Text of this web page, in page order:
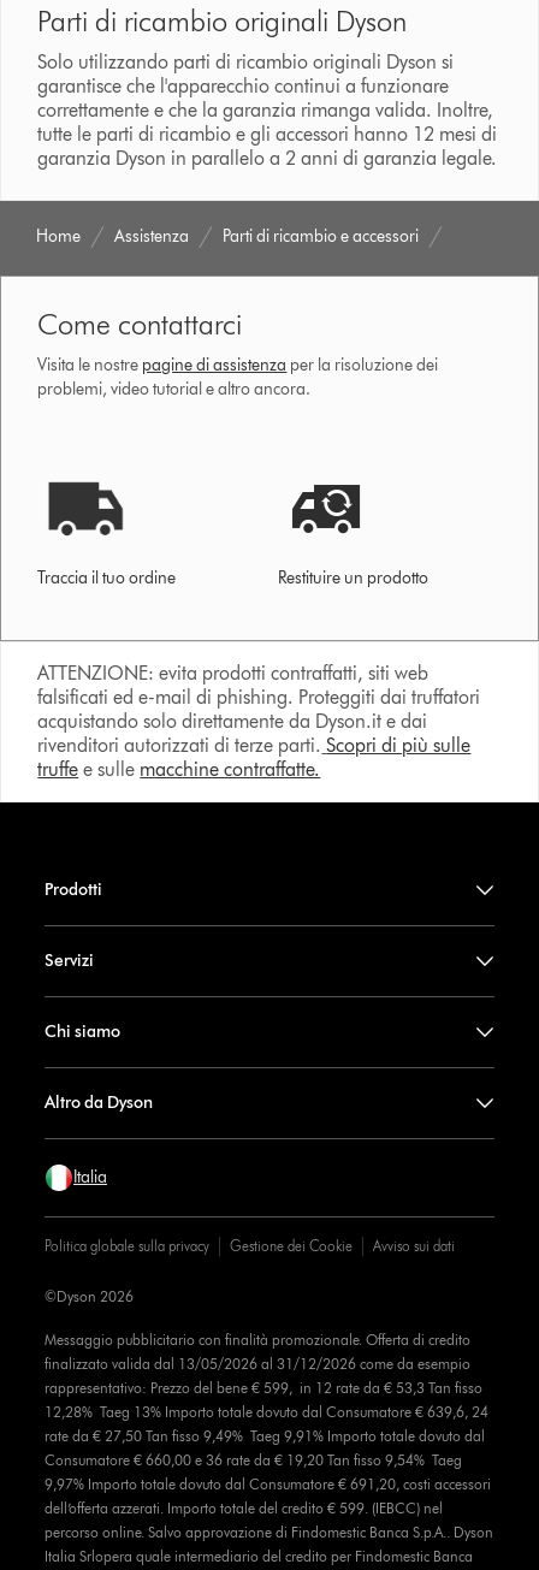
Parti di ricambio originali Dyson
Solo utilizzando parti di ricambio originali Dyson si
garantisce che l'apparecchio continui a funzionare
correttamente e che la garanzia rimanga valida. Inoltre,
tutte le parti di ricambio e gli accessori hanno 12 mesi di
garanzia Dyson in parallelo a 2 anni di garanzia legale.
Home Assistenza Parti di ricambio e accessori
Come contattarci
Visita le nostre pagine di assistenza per la risoluzione dei
problemi, video tutorial e altro ancora.
Traccia il tuo ordine Restituire un prodotto
ATTENZIONE: evita prodotti contraffatti, siti web
falsificati ed e-mail di phishing. Proteggiti dai truffatori
acquistando solo direttamente da Dyson.it e dai
rivenditori autorizzati di terze parti. Scopri di più sulle
truffe e sulle macchine contraffatte.
Prodotti
Servizi
Chi siamo
Altro da Dyson
Italia
Politica globale sulla privacy Gestione dei Cookie Avviso sui dati
Messaggio pubblicitario con finalità promozionale. Offerta di credito
finalizzato valida dal 13/05/2026 al 31/12/2026 come da esempio
rappresentativo: Prezzo del bene € 599, in 12 rate da € 53,3 Tan fisso
12,28% Taeg 13% Importo totale dovuto dal Consumatore € 639,6, 24
rate da € 27,50 Tan fisso 9,49% Taeg 9,91% Importo totale dovuto dal
Consumatore € 660,00 e 36 rate da € 19,20 Tan fisso 9,54% Taeg
9,97% Importo totale dovuto dal Consumatore € 691,20, costi accessori
dell’offerta azzerati. Importo totale del credito € 599. (IEBCC) nel
percorso online. Salvo approvazione di Findomestic Banca S.p.A.. Dyson
Italia Srlopera quale intermediario del credito per Findomestic Banca
©Dyson 2026